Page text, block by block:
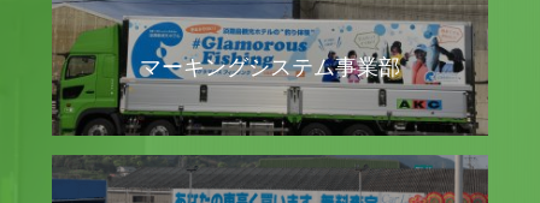
マーキングシステム事業部